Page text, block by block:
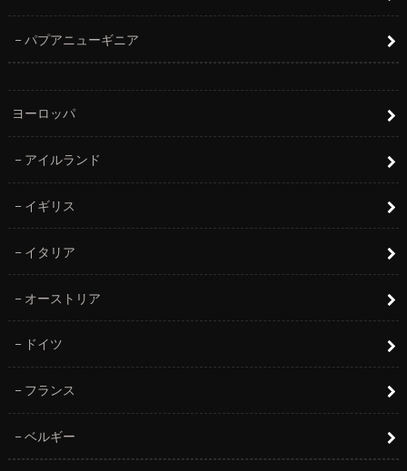
パプアニューギニア
ヨーロッパ
アイルランド
イギリス
イタリア
オーストリア
ドイツ
フランス
ベルギー